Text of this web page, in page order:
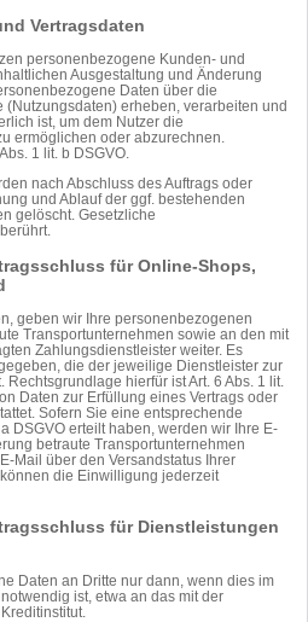
Vertragsdaten
personenbezogene Kunden- und
Ausgestaltung und Änderung
Daten über die
(Nutzungsdaten) erheben, verarbeiten und
ist, um dem Nutzer die
ermöglichen oder abzurechnen.
1 lit. b DSGVO.
nach Abschluss des Auftrags oder
und Ablauf der ggf. bestehenden
gelöscht. Gesetzliche
für Online-Shops,
geben wir Ihre personenbezogenen
Transportunternehmen sowie an den mit
Zahlungsdienstleister weiter. Es
die der jeweilige Dienstleister zur
Rechtsgrundlage hierfür ist Art. 6 Abs. 1 lit.
Daten zur Erfüllung eines Vertrags oder
Sofern Sie eine entsprechende
DSGVO erteilt haben, werden wir Ihre E-
betraute Transportunternehmen
Mail über den Versandstatus Ihrer
die Einwilligung jederzeit
für Dienstleistungen
Daten an Dritte nur dann, wenn dies im
ist, etwa an das mit der